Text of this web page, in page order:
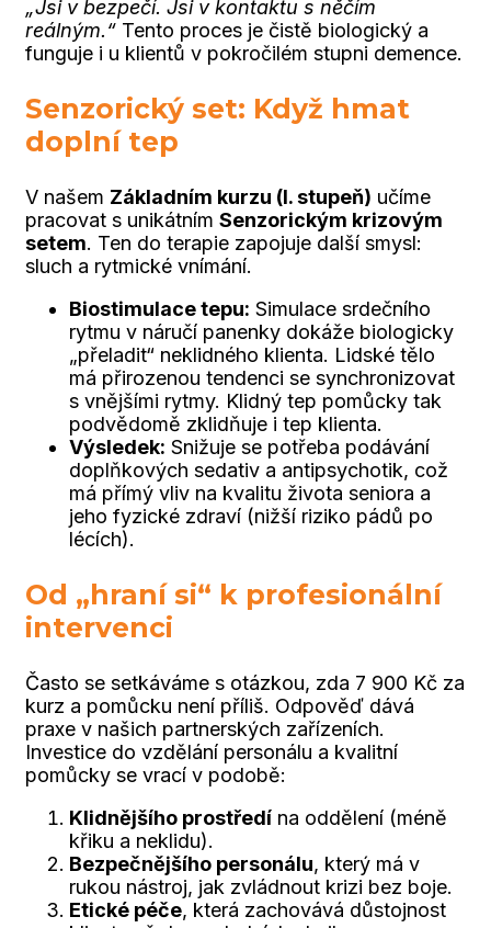
„Jsi v bezpečí. Jsi v kontaktu s něčím
reálným.“ Tento proces je čistě biologický a
funguje i u klientů v pokročilém stupni demence.
Senzorický set: Když hmat
doplní tep
V našem Základním kurzu (I. stupeň) učíme
pracovat s unikátním Senzorickým krizovým
setem. Ten do terapie zapojuje další smysl:
sluch a rytmické vnímání.
Biostimulace tepu: Simulace srdečního
rytmu v náručí panenky dokáže biologicky
„přeladit“ neklidného klienta. Lidské tělo
má přirozenou tendenci se synchronizovat
s vnějšími rytmy. Klidný tep pomůcky tak
podvědomě zklidňuje i tep klienta.
Výsledek: Snižuje se potřeba podávání
doplňkových sedativ a antipsychotik, což
má přímý vliv na kvalitu života seniora a
jeho fyzické zdraví (nižší riziko pádů po
lécích).
Od „hraní si“ k profesionální
intervenci
Často se setkáváme s otázkou, zda 7 900 Kč za
kurz a pomůcku není příliš. Odpověď dává
praxe v našich partnerských zařízeních.
Investice do vzdělání personálu a kvalitní
pomůcky se vrací v podobě:
Klidnějšího prostředí na oddělení (méně
křiku a neklidu).
Bezpečnějšího personálu, který má v
rukou nástroj, jak zvládnout krizi bez boje.
Etické péče, která zachovává důstojnost